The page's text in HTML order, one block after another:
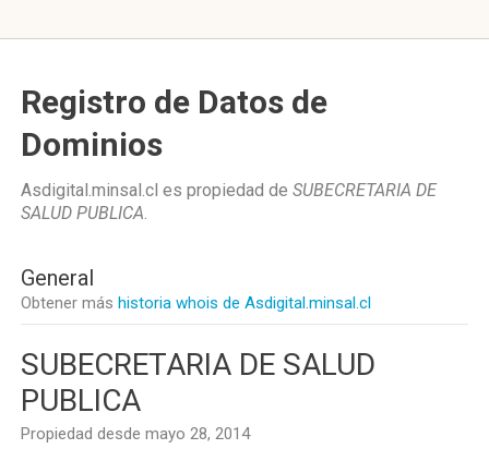
Registro de Datos de
Dominios
Asdigital.minsal.cl es propiedad de SUBECRETARIA DE
SALUD PUBLICA.
General
Obtener más historia whois de Asdigital.minsal.cl
SUBECRETARIA DE SALUD
PUBLICA
Propiedad desde mayo 28, 2014